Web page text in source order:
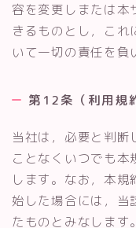
容を変更しまたは本
きるものとし，これ
いて一切の責任を負
第12条（利用規
当社は，必要と判断
ことなくいつでも本
します。なお，本
始した場合には，当
たものとみなします。